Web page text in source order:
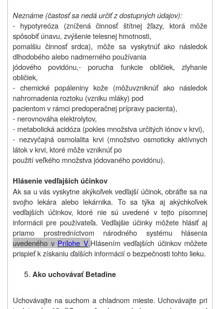
Neznáme (častosť sa nedá určiť z dostupných údajov):
- hypotyreóza (znížená činnosť štítnej žľazy, ktorá môže
spôsobiť únavu, zvýšenie telesnej hmotnosti,
pomalšiu činnosť srdca), môže sa vyskytnúť ako následok
dlhodobého alebo nadmerného používania
jódového povidónu,- porucha funkcie obličiek, zlyhanie
obličiek,
- chemické popáleniny kože (môžuvzniknúť ako následok
nahromadenia roztoku (vzniku mláky) pod
pacientom v rámci predoperačnej prípravy pacienta),
- nerovnováha elektrolytov,
- metabolická acidóza (pokles množstva určitých iónov v krvi),
- nezvyčajná osmolalita krvi (množstvo osmoticky aktívnych
látok v krvi, ktoré môže vzniknúť po
použití veľkého množstva jódovaného povidónu).
Hlásenie vedľajších účinkov
Ak sa u vás vyskytne akýkoľvek vedľajší účinok, obráťte sa na
svojho lekára alebo lekárnika. To sa týka aj akýchkoľvek
vedľajších účinkov, ktoré nie sú uvedené v tejto písomnej
informácii pre používateľa. Vedľajšie účinky môžete hlásiť aj
priamo prostredníctvom národného systému hlásenia
uvedeného v Prílohe V.Hlásením vedľajších účinkov môžete
prispieť k získaniu ďalších informácií o bezpečnosti tohto lieku.
Ako uchovávať Betadine
Uchovávajte na suchom a chladnom mieste. Uchovávajte pri